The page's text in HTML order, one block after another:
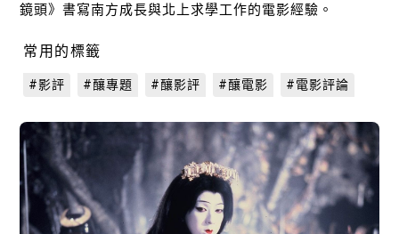
鏡頭》書寫南方成長與北上求學工作的電影經驗。
常用的標籤
#影評 #釀專題 #釀影評 #釀電影 #電影評論